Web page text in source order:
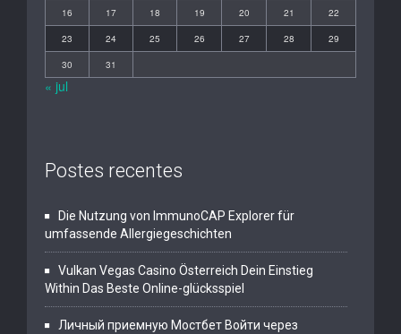
16 17 18 19 20 21 22
23 24 25 26 27 28 29
30 31
« jul
Postes recentes
Die Nutzung von ImmunoCAP Explorer für
umfassende Allergiegeschichten
Vulkan Vegas Casino Österreich Dein Einstieg
Within Das Beste Online-glücksspiel
Личный приемную Мостбет Войти через